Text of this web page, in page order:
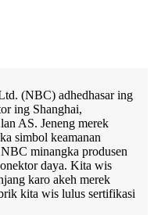
(NBC) adhedhasar ing
ing Shanghai,
AS. Jeneng merek
simbol keamanan
minangka produsen
daya. Kita wis
karo akeh merek
kita wis lulus sertifikasi